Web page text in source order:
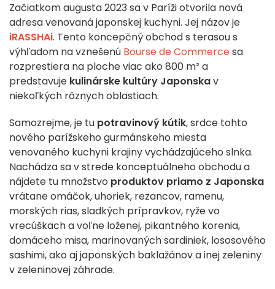
Začiatkom augusta 2023 sa v Paríži otvorila nová
adresa venovaná japonskej kuchyni. Jej názov je
iRASSHAi. Tento koncepčný obchod s terasou s
výhľadom na vznešenú Bourse de Commercesa
rozprestiera na ploche viac ako 800 m² a
predstavuje kulinárske kultúry Japonskav
niekoľkých rôznych oblastiach.
Samozrejme, je tu potravinový kútik, srdce tohto
nového parížskeho gurmánskeho miesta
venovaného kuchyni krajiny vychádzajúceho slnka.
Nachádza sa v strede konceptuálneho obchodu a
nájdete tu množstvo produktov priamo z Japonska
vrátane omáčok, uhoriek, rezancov, ramenu,
morských rias, sladkých prípravkov, ryže vo
vrecúškach a voľne loženej, pikantného korenia,
domáceho misa, marinovaných sardiniek, lososového
sashimi, ako aj japonských baklažánov a inej zeleniny
v zeleninovej záhrade.